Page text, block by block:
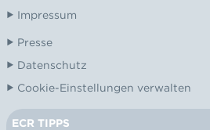
Impressum
Presse
Datenschutz
Cookie-Einstellungen verwalten
ECR TIPPS